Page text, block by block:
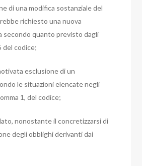
di una modifica sostanziale del
richiesto una nuova
secondo quanto previsto dagli
del codice;
esclusione di un
le situazioni elencate negli
1, del codice;
nonostante il concretizzarsi di
degli obblighi derivanti dai